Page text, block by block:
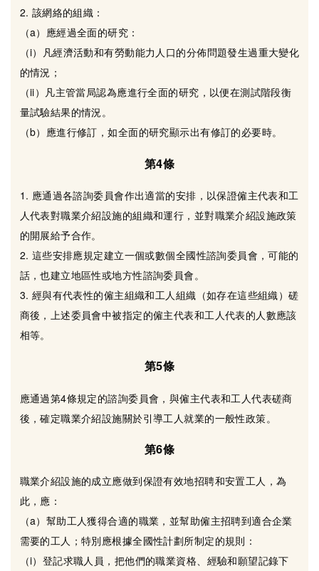
2. 該網絡的組織：
（a）應經過全面的研究：
（i）凡經濟活動和有勞動能力人口的分佈問題發生過重大變化
的情況；
（ii）凡主管當局認為應進行全面的研究，以便在測試階段衡
量試驗結果的情況。
（b）應進行修訂，如全面的研究顯示出有修訂的必要時。
第4條
1. 應通過各諮詢委員會作出適當的安排，以保證僱主代表和工
人代表對職業介紹設施的組織和運行，並對職業介紹設施政策
的開展給予合作。
2. 這些安排應規定建立一個或數個全國性諮詢委員會，可能的
話，也建立地區性或地方性諮詢委員會。
3. 經與有代表性的僱主組織和工人組織（如存在這些組織）磋
商後，上述委員會中被指定的僱主代表和工人代表的人數應該
相等。
第5條
應通過第4條規定的諮詢委員會，與僱主代表和工人代表磋商
後，確定職業介紹設施關於引導工人就業的一般性政策。
第6條
職業介紹設施的成立應做到保證有效地招聘和安置工人，為
此，應：
（a）幫助工人獲得合適的職業，並幫助僱主招聘到適合企業
需要的工人；特別應根據全國性計劃所制定的規則：
（i）登記求職人員，把他們的職業資格、經驗和願望記錄下